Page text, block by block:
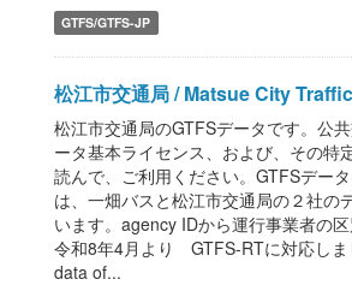
GTFS/GTFS-JP
松江市交通局 / Matsue City
松江市交通局のGTFSデータです。公
ータ基本ライセンス、および、その特
読んで、ご利用ください。GTFSデー
は、一畑バスと松江市交通局の２社の
います。agency IDから運行事業者の
令和8年4月より GTFS-RTに対応しま
data of...